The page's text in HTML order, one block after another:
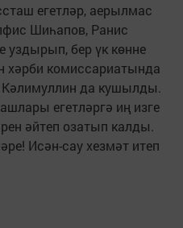
егетләр, аерылмас
Шиһапов, Ранис
уздырып, бер үк көнне
хәрби комиссариатында
Кәлимуллин да кушылды.
егетләргә иң изге
әйтеп озатып калды.
Исән-сау хезмәт итеп